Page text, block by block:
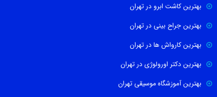
بهترین کاشت ابرو در تهران
بهترین جراح بینی در تهران
بهترین کارواش ها در تهران
بهترین دکتر اورولوژی در تهران
بهترین آموزشگاه موسیقی تهران